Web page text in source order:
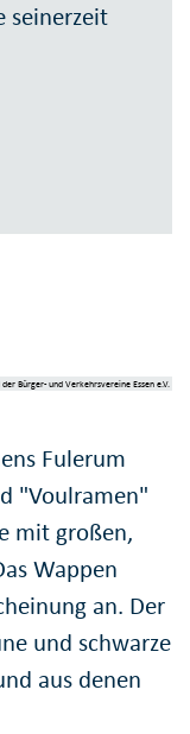
seinerzeit
Bürger- und Verkehrsvereine Essen e.V.
Fulerum
"Voulramen"
mit großen,
Wappen
an. Der
und schwarze
aus denen